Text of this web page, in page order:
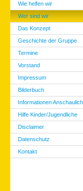
Wie helfen wir
Wer sind wir
Das Konzept
Geschichte der Gruppe
Termine
Vorstand
Impressum
Bilderbuch
Informationen
Hilfe Kinder/Jugendliche
Disclaimer
Datenschutz
Kontakt